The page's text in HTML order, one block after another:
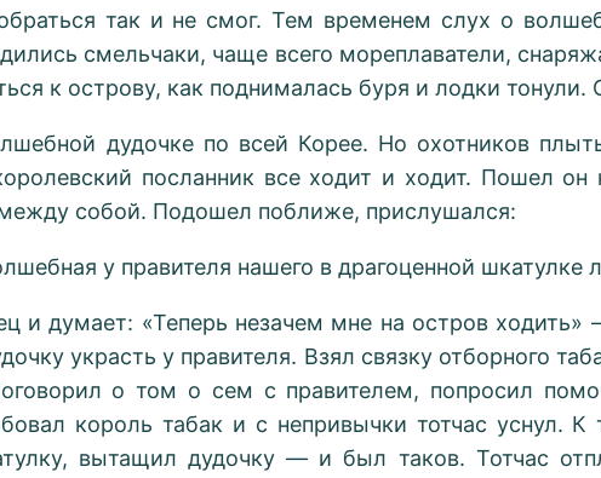
так и не смог. Тем временем слух о
смельчаки, чаще всего мореплаватели,
к острову, как поднималась буря и лодки
дудочке по всей Корее. Но охотников
посланник все ходит и ходит. Пошел
собой. Подошел поближе, прислушался:
у правителя нашего в драгоценной
и думает: «Теперь незачем мне на остров
украсть у правителя. Взял связку отборного
о том о сем с правителем, попросил
король табак и с непривычки тотчас уснул.
вытащил дудочку — и был таков. Тотчас